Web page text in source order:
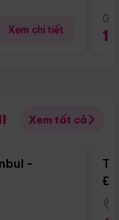
Xem chi tiết
Xem tất cả
Điểm nổi bật
-